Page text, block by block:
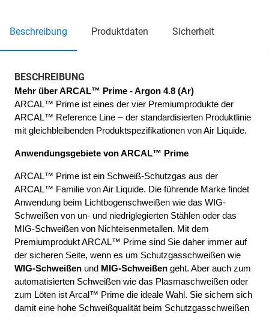
beschreibung produktdaten sicherheit
BESCHREIBUNG
Mehr über ARCAL™ Prime - Argon 4.8 (Ar)
ARCAL™ Prime ist eines der vier Premiumprodukte der
ARCAL™ Reference Line – der standardisierten Produktlinie
mit gleichbleibenden Produktspezifikationen von Air Liquide.
Anwendungsgebiete von ARCAL™ Prime
ARCAL™ Prime ist ein Schweiß-Schutzgas aus der
ARCAL™ Familie von Air Liquide. Die führende Marke findet
Anwendung beim Lichtbogenschweißen wie das WIG-
Schweißen von un- und niedriglegierten Stählen oder das
MIG-Schweißen von Nichteisenmetallen. Mit dem
Premiumprodukt ARCAL™ Prime sind Sie daher immer auf
WIG-Schweißen und MIG-Schweißen geht. Aber auch zum
automatisierten Schweißen wie das Plasmaschweißen oder
zum Löten ist Arcal™ Prime die ideale Wahl. Sie sichern sich
damit eine hohe Schweißqualität beim Schutzgasschweißen